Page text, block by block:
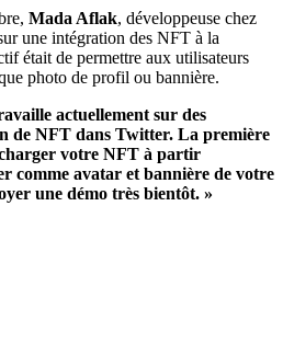
Mada Aflak, développeuse chez
une intégration des NFT à la
était de permettre aux utilisateurs
photo de profil ou bannière.
actuellement sur des
de NFT dans Twitter. La première
votre NFT à partir
comme avatar et bannière de votre
une démo très bientôt. »